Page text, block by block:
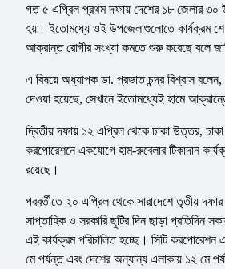
গত ৫ এপ্রিল প্রথম দফায় দেশের ১৮ জেলার ৩০
হয়। ইতোমধ্যে ওই উপজেলাগুলোতে কার্যক্রম শেষ
আক্রান্ত রোগীর সংখ্যা কমতে শুরু করেছে বলে
এ বিষয়ে অধ্যাপক ডা. প্রভাত চন্দ্র বিশ্বাস
দেওয়া হয়েছে, সেখানে ইতোমধ্যেই হামে
দ্বিতীয় দফায় ১২ এপ্রিল থেকে ঢাকা উত্তর, ঢাকা
করপোরেশনে একযোগে হাম-রুবেলার টিকাদান
রয়েছে।
পরবর্তীতে ২০ এপ্রিল থেকে সারাদেশে তৃতীয়
সাপ্তাহিক ও সরকারি ছুটির দিন ছাড়া প্রতিদিন
এই কার্যক্রম পরিচালিত হচ্ছে। সিটি করপোরেশন
মে পর্যন্ত এবং দেশের অন্যান্য এলাকায় ১২ মে